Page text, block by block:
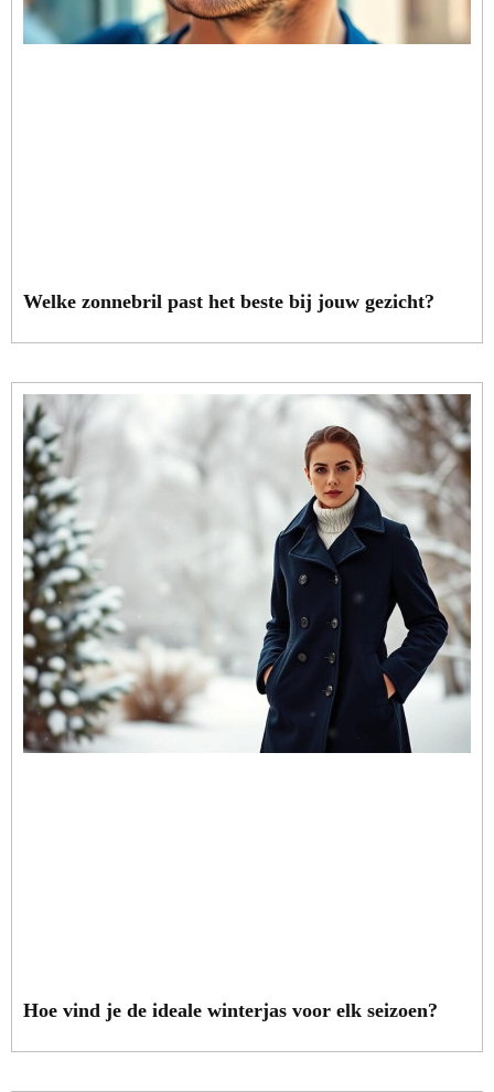
Welke zonnebril past het beste bij jouw gezicht?
Hoe vind je de ideale winterjas voor elk seizoen?